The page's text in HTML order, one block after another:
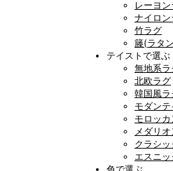
レーヨ
ナイロン
竹ラグ
籐(ラタ
テイストで選ぶ
無地系ラ
北欧ラグ
韓国風ラ
モダン
モロッ
メダリ
クラシ
エスニ
色で選ぶ